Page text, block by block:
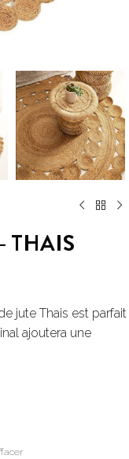
THAIS
jute Thais est parfait
ajoutera une